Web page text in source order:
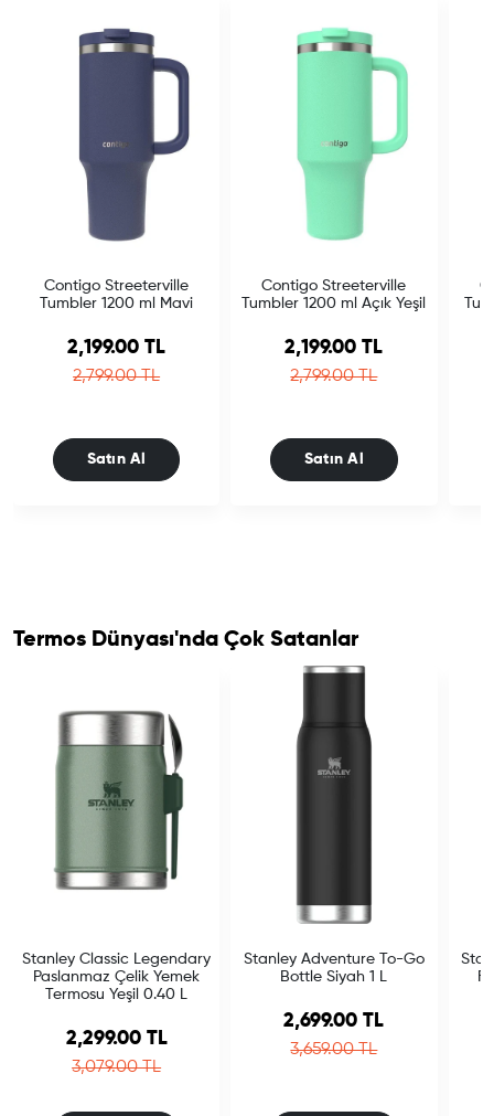
Contigo Streeterville
Tumbler 1200 ml Mavi
Sale price
2,199.00 TL
Regular price
2,799.00 TL
Satın Al
Contigo Streeterville
Tumbler 1200 ml Açık Yeşil
Sale price
2,199.00 TL
Regular price
2,799.00 TL
Satın Al
Termos Dünyası'nda Çok Satanlar
Stanley Classic Legendary
Paslanmaz Çelik Yemek
Termosu Yeşil 0.40 L
Sale price
2,299.00 TL
Regular price
3,079.00 TL
Stanley Adventure To-Go
Bottle Siyah 1 L
Sale price
2,699.00 TL
Regular price
3,659.00 TL